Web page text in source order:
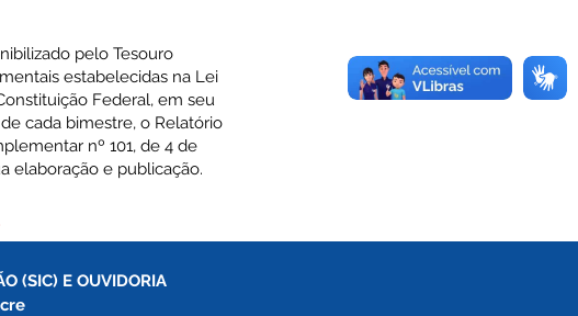
pelo Tesouro
estabelecidas na Lei
Federal, em seu
cada bimestre, o Relatório
nº 101, de 4 de
elaboração e publicação.
(SIC) E OUVIDORIA